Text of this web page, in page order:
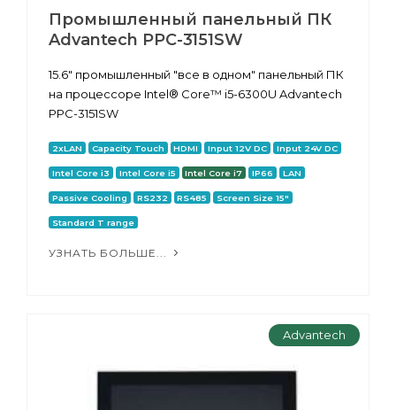
Промышленный панельный ПК
Advantech PPC-3151SW
15.6" промышленный "все в одном" панельный ПК
на процессоре Intel® Core™ i5-6300U Advantech
PPC-3151SW
2xLAN Capacity Touch HDMI Input 12V DC Input 24V DC
Intel Core i3 Intel Core i5 Intel Core i7 IP66 LAN
Passive Cooling RS232 RS485 Screen Size 15"
Standard T range
УЗНАТЬ БОЛЬШЕ...
Advantech